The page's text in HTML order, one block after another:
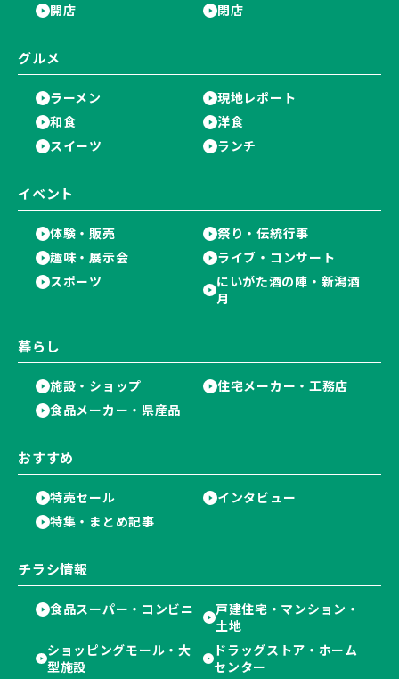
開店 閉店
グルメ
ラーメン
現地レポート
和食
洋食
スイーツ
ランチ
イベント
体験・販売
祭り・伝統行事
趣味・展示会
ライブ・コンサート
スポーツ
にいがた酒の陣・新潟酒
月
暮らし
施設・ショップ
住宅メーカー・工務店
食品メーカー・県産品
おすすめ
特売セール
インタビュー
特集・まとめ記事
チラシ情報
食品スーパー・コンビニ
戸建住宅・マンション・
土地
ショッピングモール・大
型施設
ドラッグストア・ホーム
センター